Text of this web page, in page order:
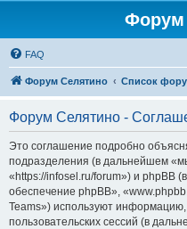
Форум
FAQ
Форум Селятино Список
Форум Селятино -
Это соглашение подробно
подразделения (в дальнейшем
«https://infosel.ru/forum») и phpBB
обеспечение phpBB»,
Teams») используют
пользовательских сессий (в